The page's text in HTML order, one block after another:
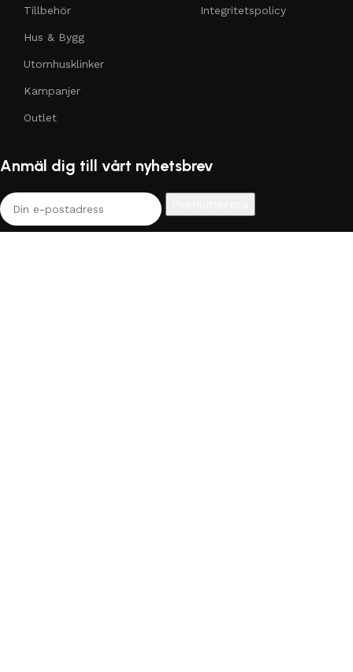
Tillbehör
Hus & Bygg
Utomhusklinker
Kampanjer
Outlet
Integritetspolicy
Anmäl dig till vårt nyhetsbrev